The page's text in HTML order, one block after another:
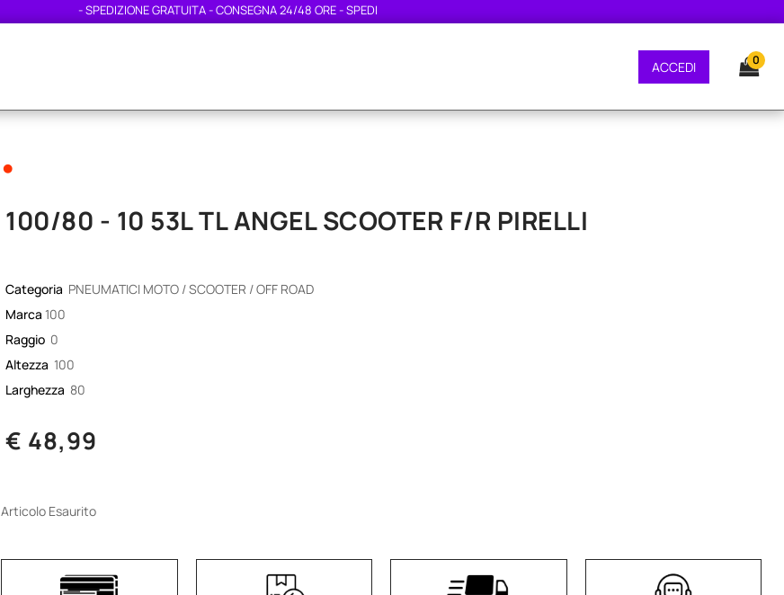
- SPEDIZIONE GRATUITA - CONSEGNA 24/48 ORE - SPEDIZIONE GRATUITA - CONSEGNA 24/48 ORE - SPEDIZIONE GRATUITA -
ACCEDI 0
•
100/80 - 10 53L TL ANGEL SCOOTER F/R PIRELLI
Categoria PNEUMATICI MOTO / SCOOTER / OFF ROAD
Marca 100
Raggio 0
Altezza 100
Larghezza 80
€ 48,99
Articolo Esaurito